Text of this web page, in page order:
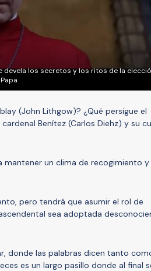
devela los secretos y los ritos de la
(John Lithgow)? ¿Qué persigue el
Benítez (Carlos Diehz) y su
mantener un clima de recogimiento y
pero tendrá que asumir el rol de
sea adoptada
donde las palabras dicen tanto
es un largo pasillo donde al final